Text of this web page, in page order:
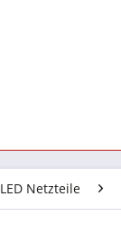
LED Netzteile